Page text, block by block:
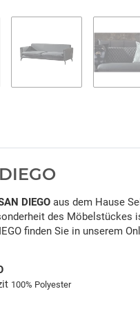
DIEGO aus dem Hause
des Möbelstückes
finden Sie in unserem
100% Polyester